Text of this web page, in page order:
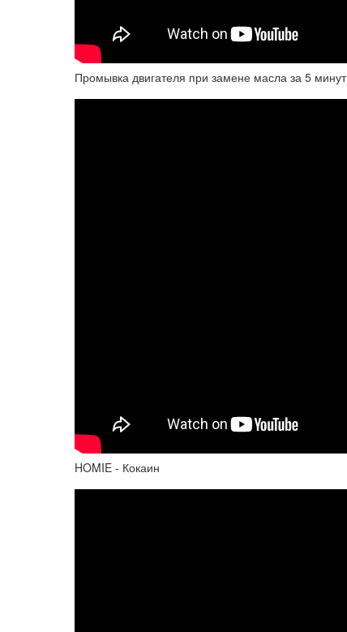
Промывка двигателя при замене масла за 5 минут
HOMIE - Кокаин